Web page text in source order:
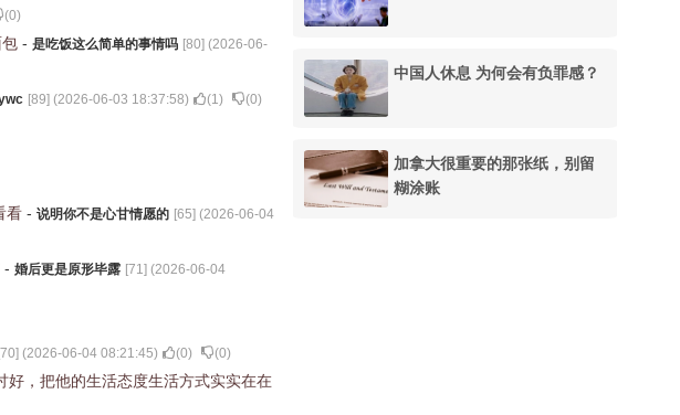
(0)
- 是吃饭这么简单的事情吗 [80] (2026-06-
[89] (2026-06-03 18:37:58) (1) (0)
看 - 说明你不是心甘情愿的 [65] (2026-06-04
- 婚后更是原形毕露 [71] (2026-06-04
70] (2026-06-04 08:21:45) (0) (0)
，把他的生活态度生活方式实实在在
中国人休息 为何会有负罪感？
加拿大很重要的那张纸，别留
糊涂账